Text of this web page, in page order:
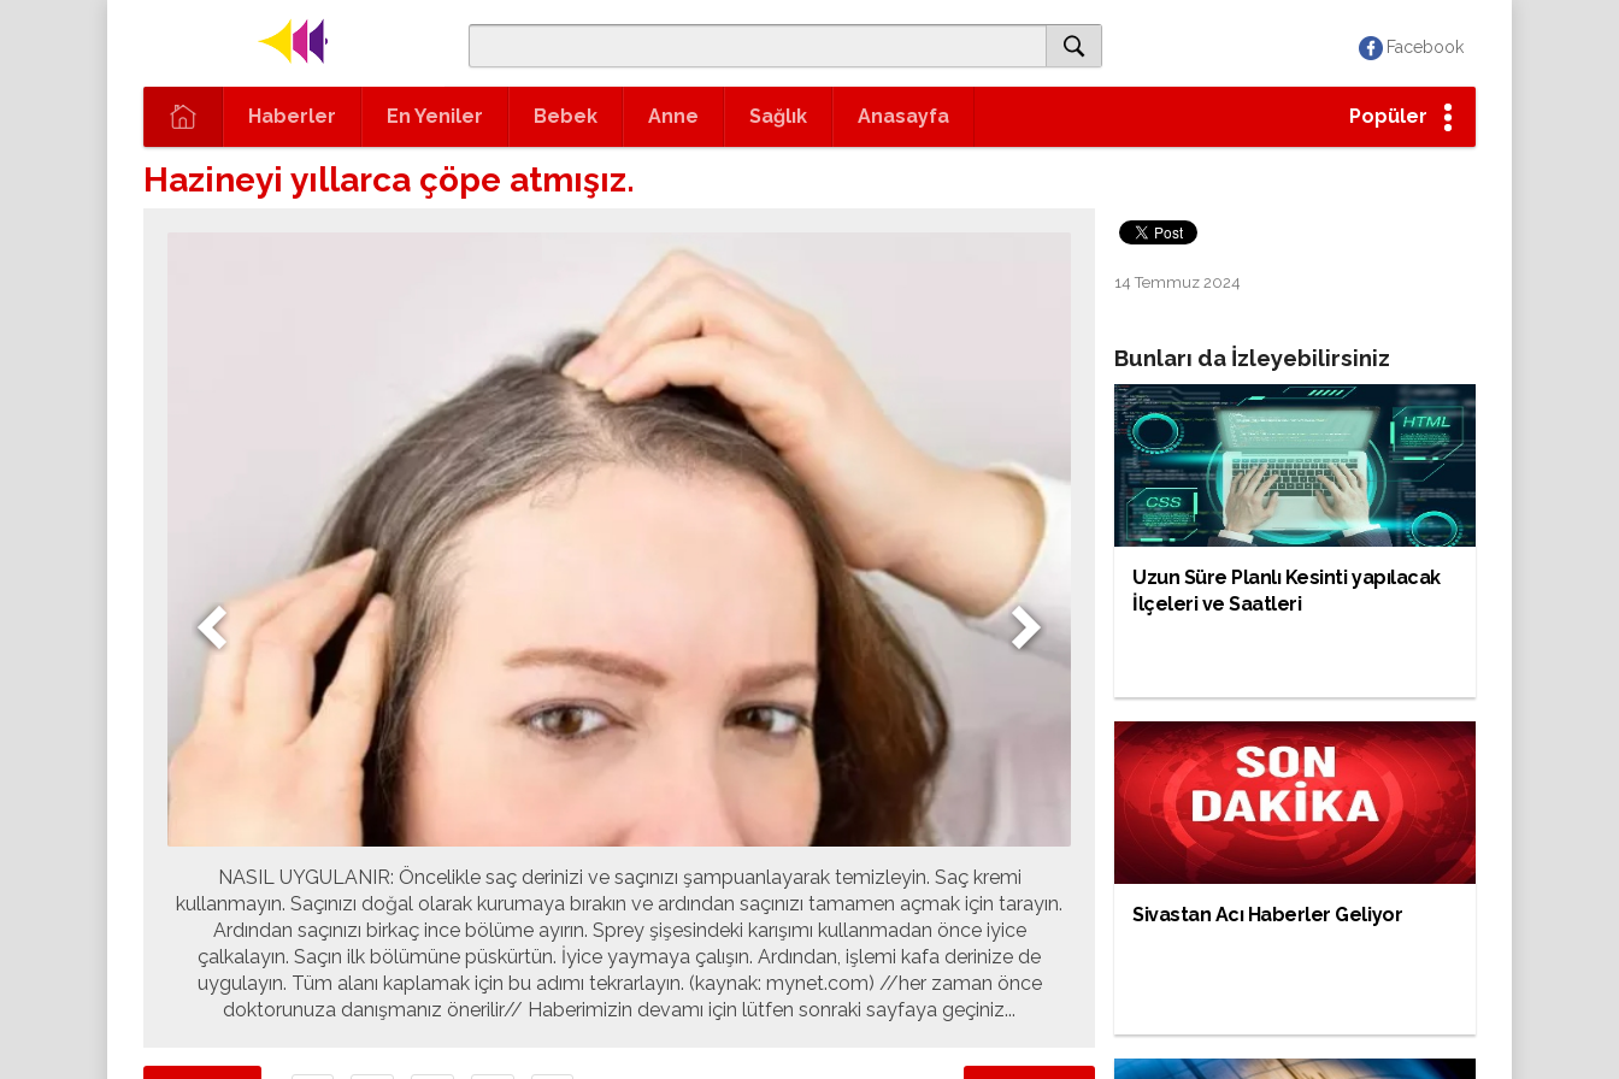
Facebook
Haberler En Yeniler Bebek Anne Sağlık Anasayfa Popüler
Hazineyi yıllarca çöpe atmışız.
NASIL UYGULANIR: Öncelikle saç derinizi ve saçınızı şampuanlayarak temizleyin. Saç kremi
kullanmayın. Saçınızı doğal olarak kurumaya bırakın ve ardından saçınızı tamamen açmak için tarayın.
Ardından saçınızı birkaç ince bölüme ayırın. Sprey şişesindeki karışımı kullanmadan önce iyice
çalkalayın. Saçın ilk bölümüne püskürtün. İyice yaymaya çalışın. Ardından, işlemi kafa derinize de
uygulayın. Tüm alanı kaplamak için bu adımı tekrarlayın. (kaynak: mynet.com) //her zaman önce
doktorunuza danışmanız önerilir// Haberimizin devamı için lütfen sonraki sayfaya geçiniz...
14 Temmuz 2024
Bunları da İzleyebilirsiniz
Uzun Süre Planlı Kesinti yapılacak
İlçeleri ve Saatleri
Sivastan Acı Haberler Geliyor